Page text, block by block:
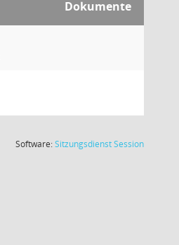
Dokumente
Software:SitzungsdienstSession(Wird in